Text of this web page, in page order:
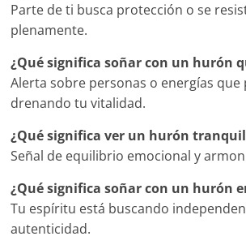
Parte de ti busca protección o se
plenamente.
¿Qué significa soñar con un hurón
Alerta sobre personas o energías
drenando tu vitalidad.
¿Qué significa ver un hurón
Señal de equilibrio emocional y
¿Qué significa soñar con un hurón
Tu espíritu está buscando
autenticidad.